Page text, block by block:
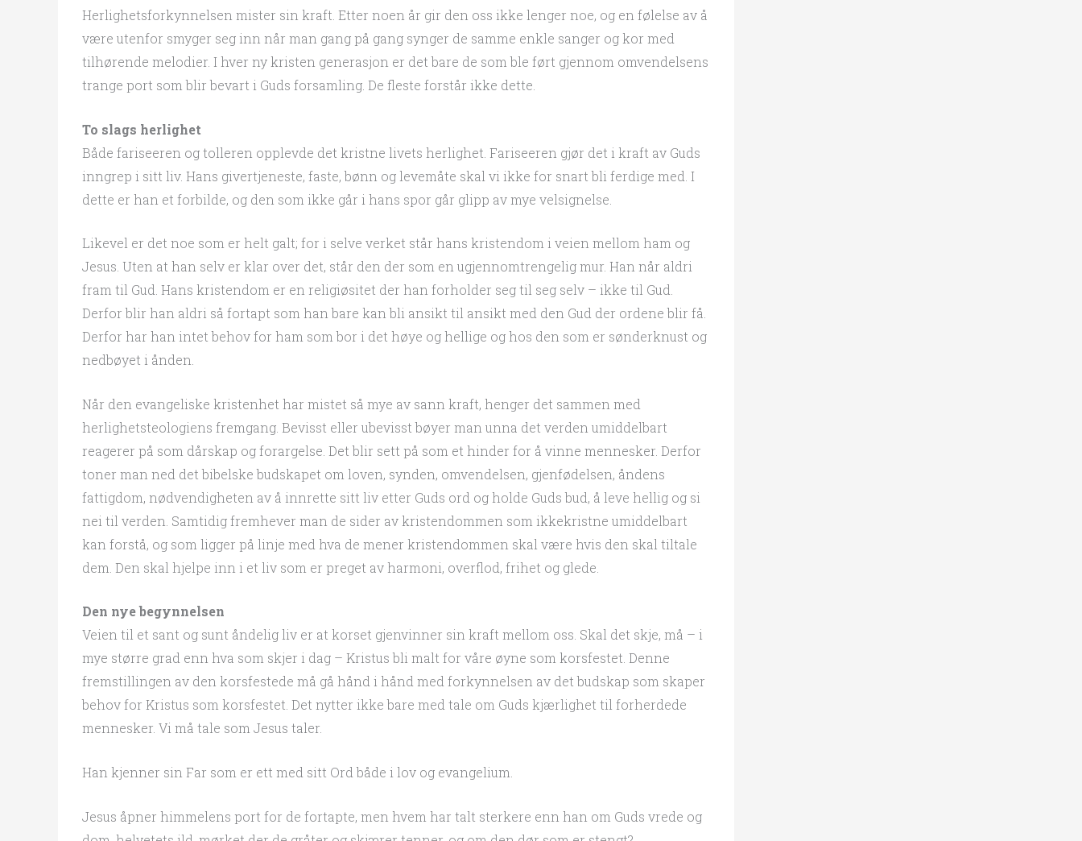
Herlighetsforkynnelsen mister sin kraft. Etter noen år gir den oss ikke lenger noe, og en følelse av å
være utenfor smyger seg inn når man gang på gang synger de samme enkle sanger og kor med
tilhørende melodier. I hver ny kristen generasjon er det bare de som ble ført gjennom omvendelsens
trange port som blir bevart i Guds forsamling. De fleste forstår ikke dette.
To slags herlighet
Både fariseeren og tolleren opplevde det kristne livets herlighet. Fariseeren gjør det i kraft av Guds
inngrep i sitt liv. Hans givertjeneste, faste, bønn og levemåte skal vi ikke for snart bli ferdige med. I
dette er han et forbilde, og den som ikke går i hans spor går glipp av mye velsignelse.
Likevel er det noe som er helt galt; for i selve verket står hans kristendom i veien mellom ham og
Jesus. Uten at han selv er klar over det, står den der som en ugjennomtrengelig mur. Han når aldri
fram til Gud. Hans kristendom er en religiøsitet der han forholder seg til seg selv – ikke til Gud.
Derfor blir han aldri så fortapt som han bare kan bli ansikt til ansikt med den Gud der ordene blir få.
Derfor har han intet behov for ham som bor i det høye og hellige og hos den som er sønderknust og
nedbøyet i ånden.
Når den evangeliske kristenhet har mistet så mye av sann kraft, henger det sammen med
herlighetsteologiens fremgang. Bevisst eller ubevisst bøyer man unna det verden umiddelbart
reagerer på som dårskap og forargelse. Det blir sett på som et hinder for å vinne mennesker. Derfor
toner man ned det bibelske budskapet om loven, synden, omvendelsen, gjenfødelsen, åndens
fattigdom, nødvendigheten av å innrette sitt liv etter Guds ord og holde Guds bud, å leve hellig og si
nei til verden. Samtidig fremhever man de sider av kristendommen som ikkekristne umiddelbart
kan forstå, og som ligger på linje med hva de mener kristendommen skal være hvis den skal tiltale
dem. Den skal hjelpe inn i et liv som er preget av harmoni, overflod, frihet og glede.
Den nye begynnelsen
Veien til et sant og sunt åndelig liv er at korset gjenvinner sin kraft mellom oss. Skal det skje, må – i
mye større grad enn hva som skjer i dag – Kristus bli malt for våre øyne som korsfestet. Denne
fremstillingen av den korsfestede må gå hånd i hånd med forkynnelsen av det budskap som skaper
behov for Kristus som korsfestet. Det nytter ikke bare med tale om Guds kjærlighet til forherdede
mennesker. Vi må tale som Jesus taler.
Han kjenner sin Far som er ett med sitt Ord både i lov og evangelium.
Jesus åpner himmelens port for de fortapte, men hvem har talt sterkere enn han om Guds vrede og